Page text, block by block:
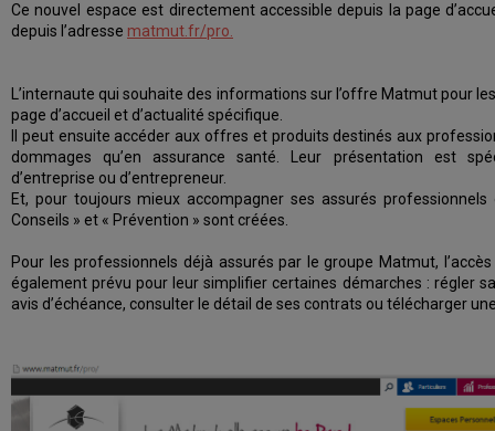
Ce nouvel espace est directement accessible depuis la page
depuis l’adresse matmut.fr/pro.
L’internaute qui souhaite des informations sur l’offre Matmut pour
page d’accueil et d’actualité spécifique.
Il peut ensuite accéder aux offres et produits destinés aux
dommages qu’en assurance santé. Leur présentation est
d’entreprise ou d’entrepreneur.
Et, pour toujours mieux accompagner ses assurés professionnels
Conseils » et « Prévention » sont créées.
Pour les professionnels déjà assurés par le groupe Matmut,
également prévu pour leur simplifier certaines démarches : régler
avis d’échéance, consulter le détail de ses contrats ou télécharger